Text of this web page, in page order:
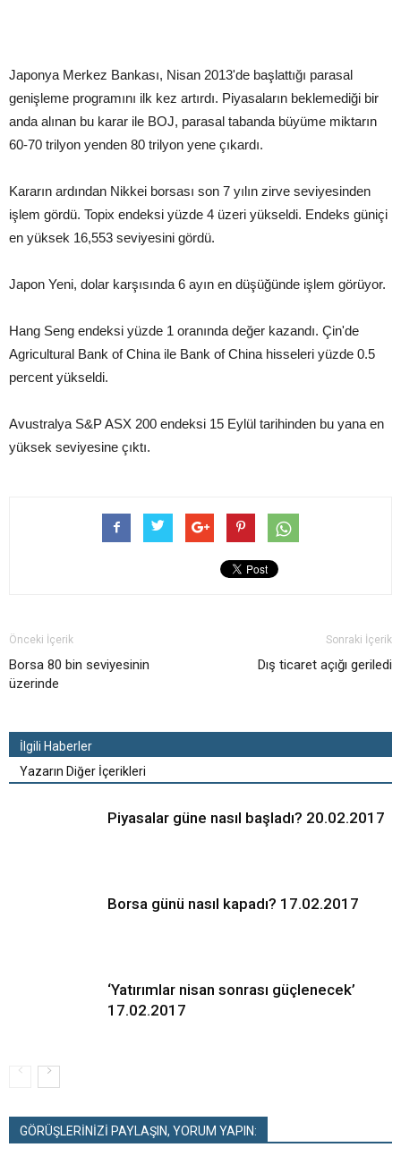
Japonya Merkez Bankası, Nisan 2013'de başlattığı parasal
genişleme programını ilk kez artırdı. Piyasaların beklemediği bir
anda alınan bu karar ile BOJ, parasal tabanda büyüme miktarın
60-70 trilyon yenden 80 trilyon yene çıkardı.
Kararın ardından Nikkei borsası son 7 yılın zirve seviyesinden
işlem gördü. Topix endeksi yüzde 4 üzeri yükseldi. Endeks güniçi
en yüksek 16,553 seviyesini gördü.
Japon Yeni, dolar karşısında 6 ayın en düşüğünde işlem görüyor.
Hang Seng endeksi yüzde 1 oranında değer kazandı. Çin'de
Agricultural Bank of China ile Bank of China hisseleri yüzde 0.5
percent yükseldi.
Avustralya S&P ASX 200 endeksi 15 Eylül tarihinden bu yana en
yüksek seviyesine çıktı.
Önceki İçerik
Borsa 80 bin seviyesinin
üzerinde
Sonraki İçerik
Dış ticaret açığı geriledi
İlgili Haberler
Yazarın Diğer İçerikleri
Piyasalar güne nasıl başladı? 20.02.2017
Borsa günü nasıl kapadı? 17.02.2017
‘Yatırımlar nisan sonrası güçlenecek’
17.02.2017
GÖRÜŞLERİNİZİ PAYLAŞIN, YORUM YAPIN: